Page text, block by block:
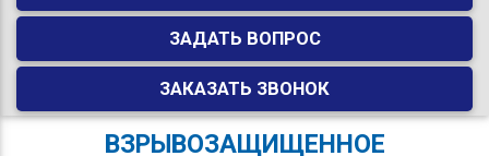
ЗАДАТЬ ВОПРОС
ЗАКАЗАТЬ ЗВОНОК
ВЗРЫВОЗАЩИЩЕННОЕ